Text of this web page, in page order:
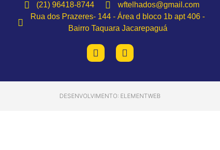
(21) 96418-8744
wftelhados@gmail.com
Rua dos Prazeres- 144 - Área d bloco 1b apt 406 -
Bairro Taquara Jacarepaguá
DESENVOLVIMENTO: ELEMENTWEB